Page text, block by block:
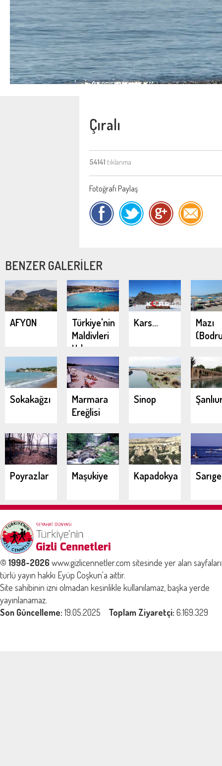
Çıralı
54141 tıklanma
Fotoğrafı Paylaş
BENZER GALERİLER
AFYON
Türkiye'nin
Maldivleri
Urla
Demircili
Koyları
Kars...
Mazı
Sokakağzı
Marmara
Ereğlisi
Sinop
Poyrazlar Maşukiye Kapadokya
© 1998-2026www.gizlicennetler.com sitesinde yer alan
türlü yayın hakkı Eyüp Coşkun'a aittir.
Site sahibinin izni olmadan kesinlikle kullanılamaz, başka yerde
yayınlanamaz.
Son Güncelleme:19.05.2025 Toplam Ziyaretçi:6.169.329